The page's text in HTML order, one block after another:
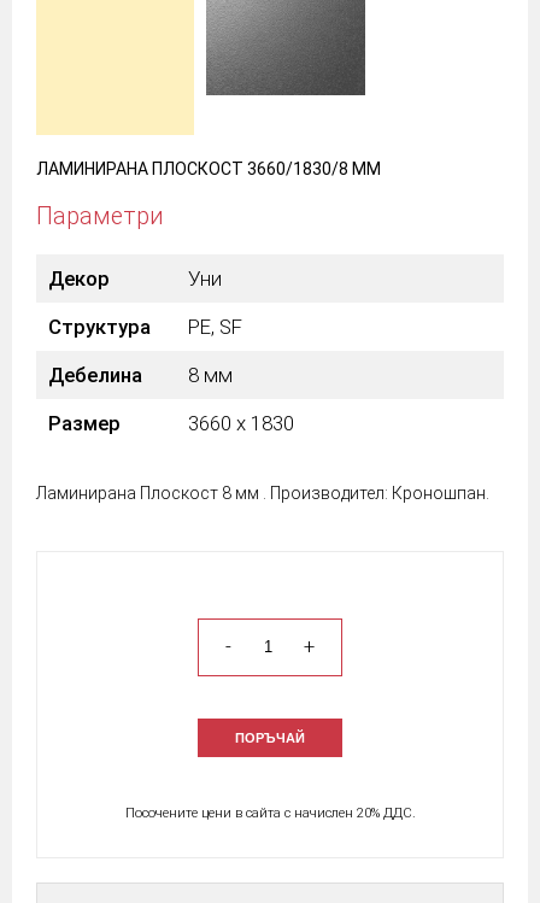
ЛАМИНИРАНА ПЛОСКОСТ 3660/1830/8 ММ
Параметри
Декор
Уни
Структура
PE, SF
Дебелина
8 мм
Размер
3660 х 1830
Ламинирана Плоскост 8 мм . Производител: Кроношпан.
- +
ПОРЪЧАЙ
Посочените цени в сайта с начислен 20% ДДС.